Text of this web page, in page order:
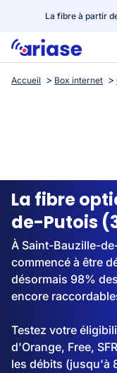
La fibre à partir
Box internet
Streaming
Accueil Box internet
La fibre
de-Putois
À Saint-Bauzille-
commencé à être
désormais 98%
encore
Testez votre
d'Orange, Free,
les débits (jusqu'à